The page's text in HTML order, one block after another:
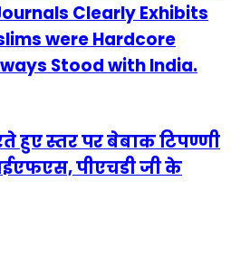
Clearly Exhibits
were Hardcore
Stood with India.
हुए स्तर पर बेबाक टिपण्णी
पीएचडी जी के